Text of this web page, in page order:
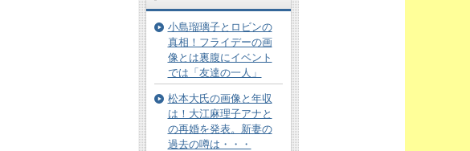
小島瑠璃子とロビンの
真相！フライデーの画
像とは裏腹にイベント
では「友達の一人」
松本大氏の画像と年収
は！大江麻理子アナと
の再婚を発表。新妻の
過去の噂は・・・